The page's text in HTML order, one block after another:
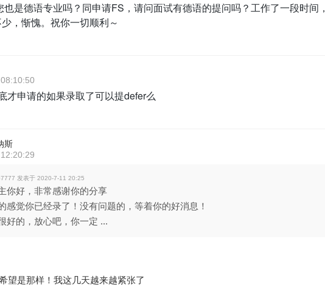
也是德语专业吗？同申请FS，请问面试有德语的提问吗？工作了一段时间，
，惭愧。祝你一切顺利～
才申请的如果录取了可以提defer么
斯
7777 发表于 2020-7-11 20:25
你好，非常感谢你的分享
感觉你已经录了！没有问题的，等着你的好消息！
好的，放心吧，你一定 ...
望是那样！我这几天越来越紧张了